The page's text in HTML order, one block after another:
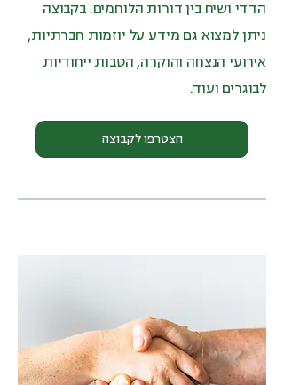
הדדי ושיח בין דורות הלוחמים. בקבוצה
ניתן למצוא גם מידע על יוזמות חברתיות,
אירועי הנצחה והוקרה, הטבות ייחודיות
לבוגרים ועוד.
הצטרפו לקבוצה